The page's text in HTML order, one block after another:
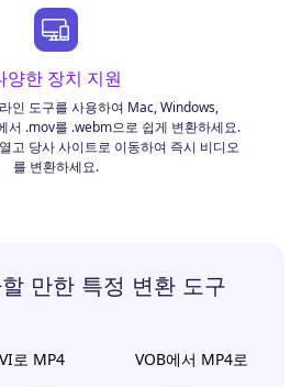
양한 장치 지원
인 도구를 사용하여 Mac, Windows,
서 .mov를 .webm으로 쉽게 변환하세요.
고 당사 사이트로 이동하여 즉시 비디오
를 변환하세요.
만한 특정 변환 도구
로 MP4
VOB에서 MP4로